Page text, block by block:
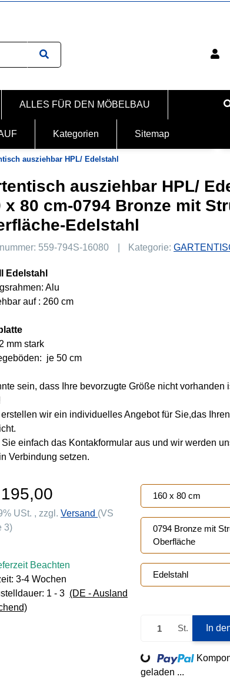
ALLES FÜR DEN MÖBELBAU
Kategorien Sitemap
ausziehbar HPL/ Edelstahl
ausziehbar HPL/
x 80 cm-0794 Bronze mit
Edelstahl
559-794S-16080 Kategorie:
Edelstahl
Alu
auf : 260 cm
mm stark
je 50 cm
sein, dass Ihre bevorzugte Größe nicht vorhanden
wir ein individuelles Angebot für Sie,das
Sie einfach das Kontakformular aus und wir werden
Verbindung setzen.
USt. , zzgl. Versand (VS
3)
Beachten
3-4 Wochen
1 - 3 (DE - Ausland
160 x 80 cm
0794 Bronze mit
Oberfläche
Edelstahl
St. In
Loading...
geladen ...